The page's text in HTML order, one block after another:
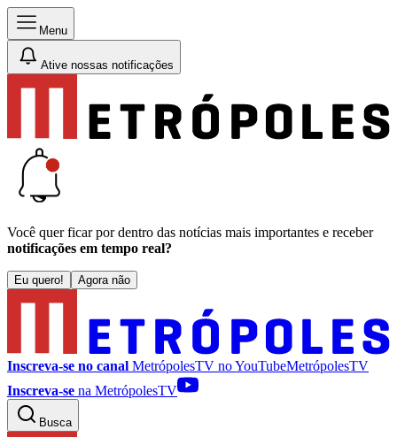
Menu
Ative nossas notificações
Você quer ficar por dentro das notícias mais importantes e receber
notificações em tempo real?
Eu quero! Agora não
Inscreva-se no canal MetrópolesTV noYouTubeMetrópolesTV
Inscreva-se na MetrópolesTV
Busca